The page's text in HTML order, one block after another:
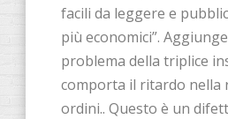
facili da leggere e
più economici”.
problema della triplice
comporta il ritardo nella
ordini.. Questo è un